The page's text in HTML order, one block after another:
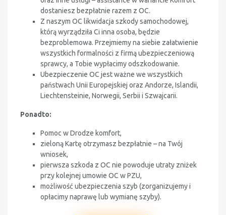
dostaniesz bezpłatnie razem z OC.
Z naszym OC likwidacja szkody samochodowej,
którą wyrządziła Ci inna osoba, będzie
bezproblemowa. Przejmiemy na siebie załatwienie
wszystkich formalności z firmą ubezpieczeniową
sprawcy, a Tobie wypłacimy odszkodowanie.
Ubezpieczenie OC jest ważne we wszystkich
państwach Unii Europejskiej oraz Andorze, Islandii,
Liechtensteinie, Norwegii, Serbii i Szwajcarii.
Ponadto:
Pomoc w Drodze komfort,
zieloną Kartę otrzymasz bezpłatnie – na Twój
wniosek,
pierwsza szkoda z OC nie powoduje utraty zniżek
przy kolejnej umowie OC w PZU,
możliwość ubezpieczenia szyb (zorganizujemy i
opłacimy naprawę lub wymianę szyby).